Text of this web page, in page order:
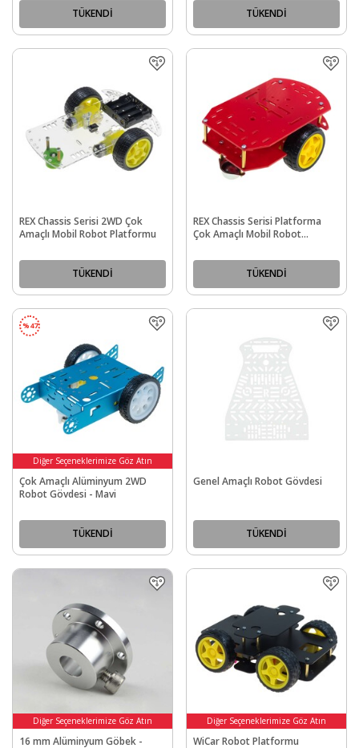
TÜKENDİ TÜKENDİ
REX Chassis Serisi 2WD Çok
Amaçlı Mobil Robot Platformu
TÜKENDİ
REX Chassis Serisi Platforma
Çok Amaçlı Mobil Robot
TÜKENDİ
%47
Diğer Seçeneklerimize Göz Atın
Çok Amaçlı Alüminyum 2WD
Robot Gövdesi - Mavi
TÜKENDİ
Genel Amaçlı Robot Gövdesi
TÜKENDİ
Diğer Seçeneklerimize Göz Atın
16 mm Alüminyum Göbek -
Diğer Seçeneklerimize Göz Atın
WiCar Robot Platformu